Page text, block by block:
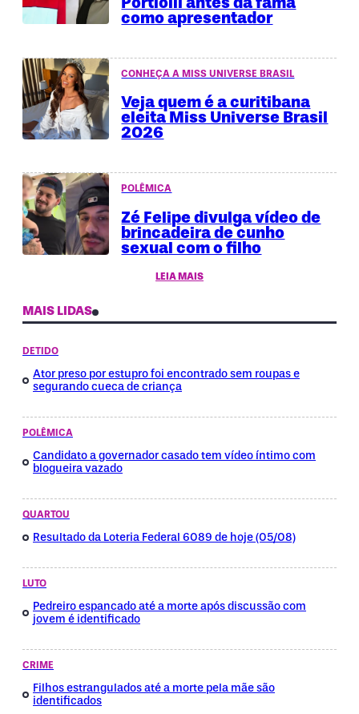
como apresentador
CONHEÇA A MISS UNIVERSE BRASIL
Veja quem é a curitibana
eleita Miss Universe Brasil
2026
POLÊMICA
Zé Felipe divulga vídeo de
brincadeira de cunho
sexual com o filho
LEIA MAIS
MAIS LIDAS
DETIDO
Ator preso por estupro foi encontrado sem roupas e
segurando cueca de criança
POLÊMICA
Candidato a governador casado tem vídeo íntimo com
blogueira vazado
QUARTOU
Resultado da Loteria Federal 6089 de hoje (05/08)
LUTO
Pedreiro espancado até a morte após discussão com
jovem é identificado
CRIME
Filhos estrangulados até a morte pela mãe são
identificados